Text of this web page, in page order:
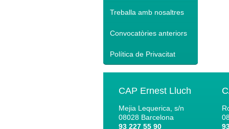
Treballa amb nosaltres
Convocatòries anteriors
Política de Privacitat
CAP Ernest Lluch
Mejia Lequerica, s/n
08028 Barcelona
93 227 55 90